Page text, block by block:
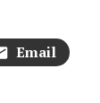
Email